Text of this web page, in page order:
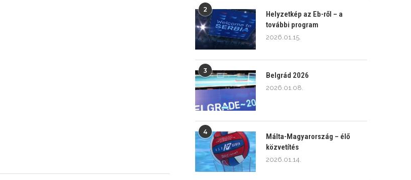
2
Helyzetkép az Eb-ről – a
további program
2026.01.15.
3
Belgrád 2026
2026.01.08.
4
Málta-Magyarország – élő
közvetítés
2026.01.14.